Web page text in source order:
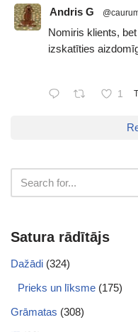
Andris G
Nomiris klients,
izskatīties
1
Satura rādītājs
Dažādi (324)
Prieks un līksme (175)
Grāmatas (308)